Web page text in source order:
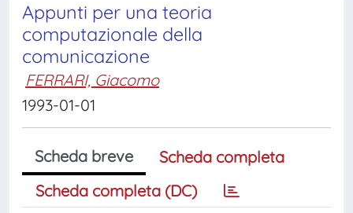
Appunti per una teoria
computazionale della
comunicazione
FERRARI, Giacomo
1993-01-01
Scheda breve
Scheda completa
Scheda completa (DC)